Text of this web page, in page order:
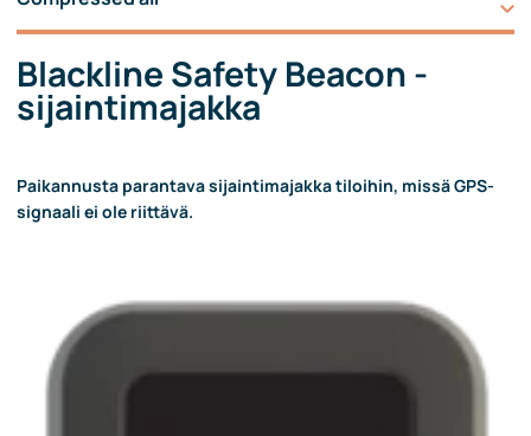
Blackline Safety Beacon -
sijaintimajakka
Paikannusta parantava sijaintimajakka tiloihin, missä GPS-
signaali ei ole riittävä.